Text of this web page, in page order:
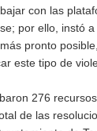
con las
por ello, instó
pronto
este tipo de
276
de las